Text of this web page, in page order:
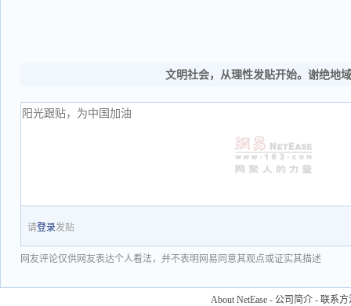
文明社会，从理性发贴开始。谢绝地
请登录发贴
网友评论仅供网友表达个人看法，并不表明网易同意其观点或证实其描述
About NetEase - 公司简介 - 联系方